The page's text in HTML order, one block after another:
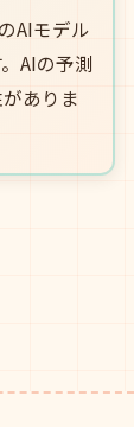
AIモデル
AIの予測
ありま